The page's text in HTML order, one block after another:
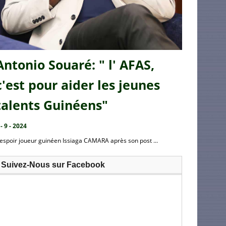
Souaré: " l' AFAS,
pour aider les jeunes
Guinéens"
9 - 2024
joueur guinéen Issiaga CAMARA après son post ...
Suivez-Nous sur Facebook